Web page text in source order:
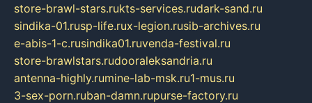
store-brawl-stars.rukts-services.rudark-sand.ru
sindika-01.rusp-life.rux-legion.rusib-archives.ru
e-abis-1-c.rusindika01.ruvenda-festival.ru
store-brawlstars.rudooraleksandria.ru
antenna-highly.rumine-lab-msk.ru1-mus.ru
3-sex-porn.ruban-damn.rupurse-factory.ru